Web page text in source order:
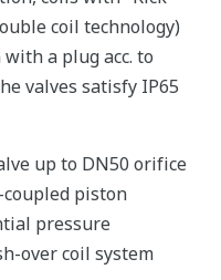
coil technology)
a plug acc. to
valves satisfy IP65
up to DN50 orifice
piston
pressure
over coil system